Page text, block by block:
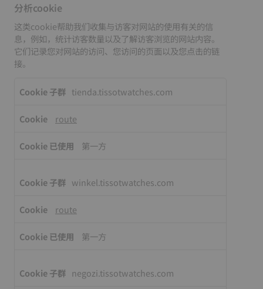
分析cookie
这类cookie帮助我们收集与访客对网站的使用有关的信
息，例如，统计访客数量以及了解访客浏览的网站内容。
它们记录您对网站的访问、您访问的页面以及您点击的链
接。
析
cookie
tienda.tissotwatches.com
route
第一方
winkel.tissotwatches.com
route
第一方
negozi.tissotwatches.com